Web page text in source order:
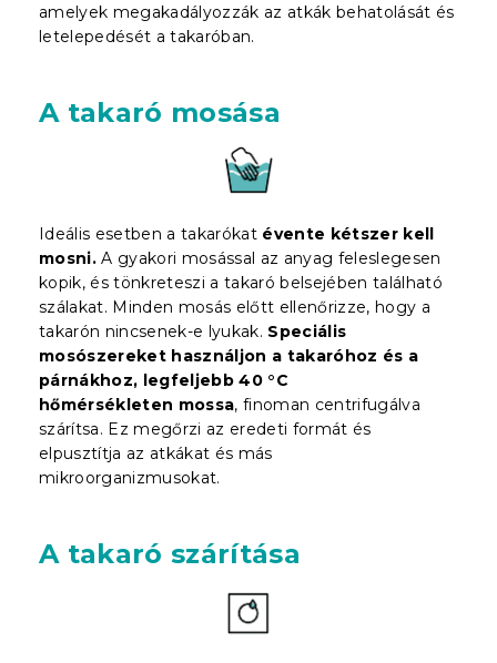
amelyek megakadályozzák az atkák behatolását és
letelepedését a takaróban.
A takaró mosása
Ideális esetben a takarókat évente kétszer kell
mosni. A gyakori mosással az anyag feleslegesen
kopik, és tönkreteszi a takaró belsejében található
szálakat. Minden mosás előtt ellenőrizze, hogy a
takarón nincsenek-e lyukak. Speciális
mosószereket használjon a takaróhoz és a
párnákhoz, legfeljebb 40 °C
hőmérsékleten mossa, finoman centrifugálva
szárítsa. Ez megőrzi az eredeti formát és
elpusztítja az atkákat és más
mikroorganizmusokat.
A takaró szárítása